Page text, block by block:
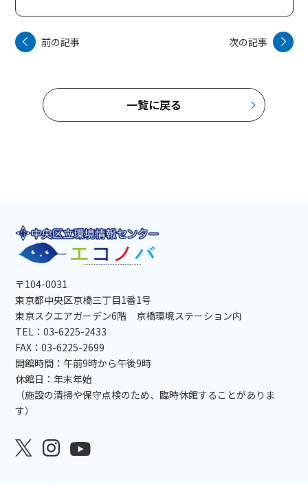
前の記事 次の記事
一覧に戻る
〒104-0031
東京都中央区京橋三丁目1番1号
東京スクエアガーデン6階 京橋環境ステーション内
TEL：03-6225-2433
FAX：03-6225-2699
開館時間：午前9時から午後9時
休館日：年末年始
（施設の清掃や保守点検のため、臨時休館することがありま
す）